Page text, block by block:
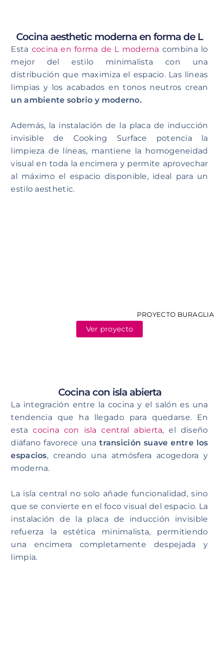
Cocina aesthetic moderna en forma de L
Esta cocina en forma de L moderna combina lo
mejor del estilo minimalista con una
distribución que maximiza el espacio. Las líneas
limpias y los acabados en tonos neutros crean
un ambiente sobrio y moderno.
Además, la instalación de la placa de inducción
invisible de Cooking Surface potencia la
limpieza de líneas, mantiene la homogeneidad
visual en toda la encimera y permite aprovechar
al máximo el espacio disponible, ideal para un
estilo aesthetic.
PROYECTO BURAGLIA
Ver proyecto
Cocina con isla abierta
La integración entre la cocina y el salón es una
tendencia que ha llegado para quedarse. En
estacocina con isla central abierta, el diseño
diáfano favorece unatransición suave entre los
espacios, creando una atmósfera acogedora y
moderna.
La isla central no solo añade funcionalidad, sino
que se convierte en el foco visual del espacio. La
instalación de la placa de inducción invisible
refuerza la estética minimalista, permitiendo
una encimera completamente despejada y
limpia.